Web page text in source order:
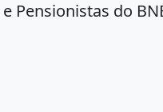
Pensionistas do